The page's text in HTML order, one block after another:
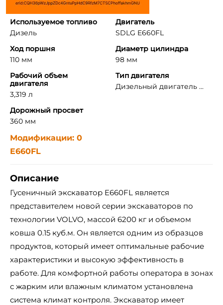
52 л.с.
Используемое топливо
Дизель
Двигатель
SDLG E660FL
Ход поршня
110 мм
Диаметр цилиндра
98 мм
Рабочий объем
двигателя
3,319 л
Тип двигателя
Дизельный двигатель ...
Дорожный просвет
360 мм
Модификации: 0
E660FL
Описание
Гусеничный экскаватор E660FL является
представителем новой серии экскаваторов по
технологии VOLVO, массой 6200 кг и объемом
ковша 0.15 куб.м. Он является одним из образцов
продуктов, который имеет оптимальные рабочие
характеристики и высокую эффективность в
работе. Для комфортной работы оператора в зонах
с жарким или влажным климатом установлена
система климат контроля. Экскаватор имеет